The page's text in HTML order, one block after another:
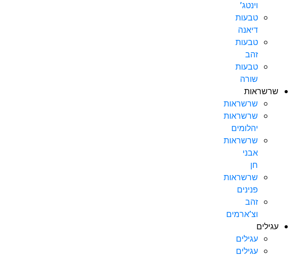
וינטג’
טבעות
דיאנה
טבעות
זהב
טבעות
שורה
שרשראות
שרשראות
שרשראות
יהלומים
שרשראות
אבני
חן
שרשראות
פנינים
זהב
וצ’ארמים
עגילים
עגילים
עגילים